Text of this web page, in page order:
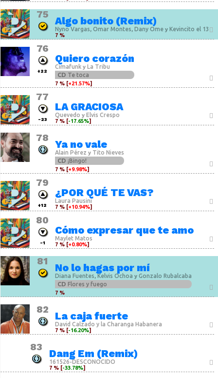
75
Algo bonito (Remix)
Nyno Vargas,Omar Montes, Dany Ome y Kevincito el 13
7 %
76
+22
Quiero corazón
Cimafunk y La Tribu
CD Te toca
7 % [+21.57%]
77
-23
LA GRACIOSA
Quevedo y Elvis Crespo
7 % [-17.65%]
78
Ya no vale
Alain Pérez y Tito Nieves
CD ¡Bingo!
7 % [+9.98%]
79
+12
¿POR QUÉ TE VAS?
Laura Pausini
7 % [+10.94%]
80
-1
Cómo expresar que te amo
Maylet Matos
7 % [+0.80%]
81
No lo hagas por mí
Diana Fuentes, Kelvis Ochoa yGonzalo Rubalcaba
CDFlores y fuego
7 %
82
La caja fuerte
David Calzado y la Charanga Habanera
7 % [-16.20%]
83
Dang Em (Remix)
161526-DESCONOCIDO
7 % [-33.78%]